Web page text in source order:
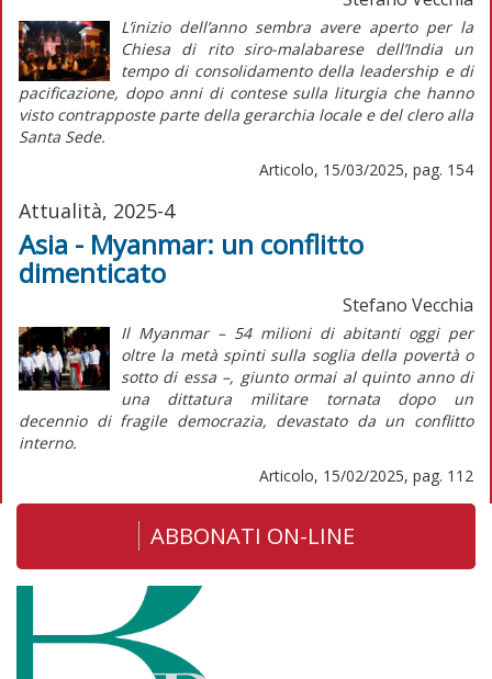
L’iniziodell’anno sembra avere aperto per la
Chiesa di rito siro-malabarese dell’India un
tempo di consolidamento della leadership e di
pacificazione, dopo anni di contese sulla liturgia che hanno
visto contrapposte parte della gerarchia locale e del clero alla
Santa Sede.
Articolo, 15/03/2025, pag. 154
Attualità, 2025-4
Asia - Myanmar: un conflitto
dimenticato
Stefano Vecchia
Il Myanmar – 54 milioni di abitanti oggi per
oltre la metà spinti sulla soglia della povertà o
sotto di essa –, giunto ormai al quinto anno di
una dittatura militare tornata dopo un
decennio di fragile democrazia, devastato da un conflitto
interno.
Articolo, 15/02/2025, pag. 112
ABBONATI ON-LINE